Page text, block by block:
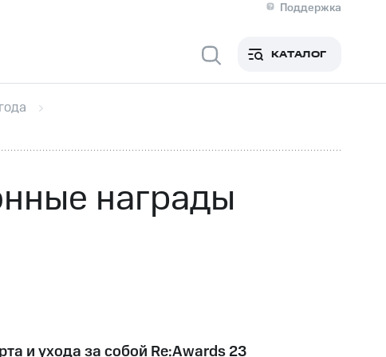
Поддержка
Медиа-центр
Новости в регионе
акционерам
Описание
Комплаенс и деловая этика
На главную
КАТАЛОГ
награды
и ухода за собой Re:Awards 23